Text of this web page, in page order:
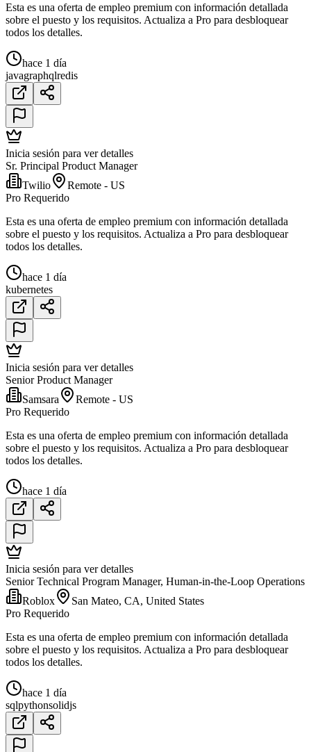
Esta es una oferta de empleo premium con información detallada
sobre el puesto y los requisitos. Actualiza a Pro para desbloquear
todos los detalles.
hace 1 día
javagraphqlredis
Inicia sesión para ver detalles
Sr. Principal Product Manager
Twilio
Remote - US
Pro Requerido
Esta es una oferta de empleo premium con información detallada
sobre el puesto y los requisitos. Actualiza a Pro para desbloquear
todos los detalles.
hace 1 día
kubernetes
Inicia sesión para ver detalles
Senior Product Manager
Samsara
Remote - US
Pro Requerido
Esta es una oferta de empleo premium con información detallada
sobre el puesto y los requisitos. Actualiza a Pro para desbloquear
todos los detalles.
hace 1 día
Inicia sesión para ver detalles
Senior Technical Program Manager, Human-in-the-Loop Operations
Roblox
San Mateo, CA, United States
Pro Requerido
Esta es una oferta de empleo premium con información detallada
sobre el puesto y los requisitos. Actualiza a Pro para desbloquear
todos los detalles.
hace 1 día
sqlpythonsolidjs